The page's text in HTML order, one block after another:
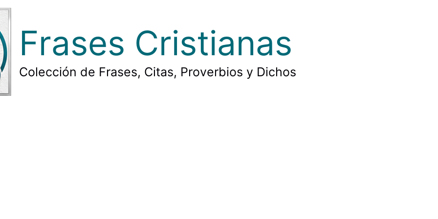
Frases Cristianas
Colección de Frases, Citas, Proverbios y Dichos